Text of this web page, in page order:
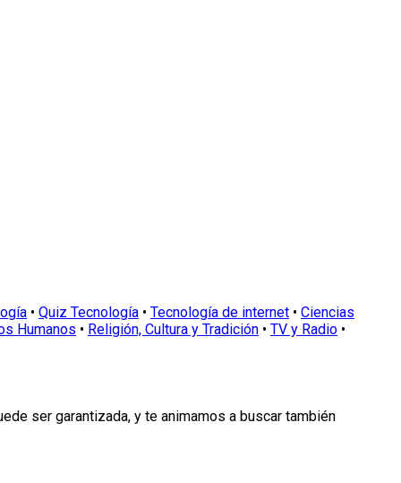
• Quiz Tecnología • Tecnología de internet • Ciencias
Humanos • Religión, Cultura y Tradición • TV y Radio •
ser garantizada, y te animamos a buscar también